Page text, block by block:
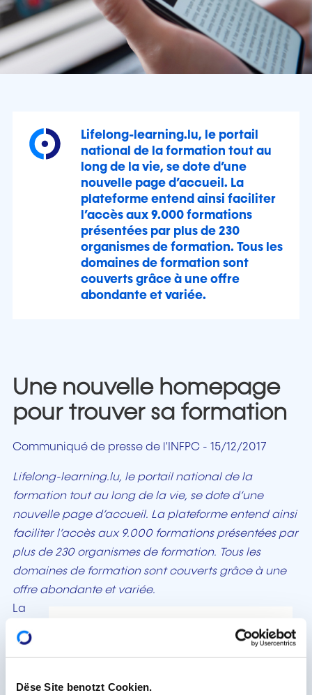
Dëse Site benotzt Cookien.
Lifelong-learning.lu, le portail
national de la formation tout au
long de la vie, se dote d’une
nouvelle page d’accueil. La
plateforme entend ainsi faciliter
l’accès aux 9.000 formations
présentées par plus de 230
organismes de formation. Tous les
domaines de formation sont
couverts grâce à une offre
abondante et variée.
Une nouvelle homepage
pour trouver sa formation
Communiqué de presse de l'INFPC - 15/12/2017
Lifelong-learning.lu, le portail national de la
formation tout au long de la vie, se dote d’une
nouvelle page d’accueil. La plateforme entend ainsi
faciliter l’accès aux 9.000 formations présentées par
plus de 230 organismes de formation. Tous les
domaines de formation sont couverts grâce à une
offre abondante et variée.
La
refon
te de
pag